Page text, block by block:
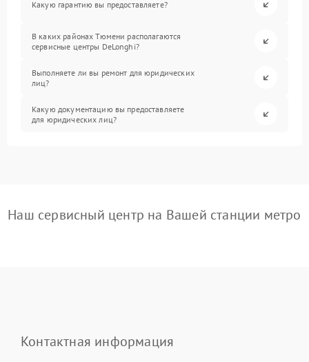
Какую гарантию вы предоставляете?
В каких районах Тюмени располагаются
сервисные центры DeLonghi?
Выполняете ли вы ремонт для юридических
лиц?
Какую документацию вы предоставляете
для юридических лиц?
Наш сервисный центр на Вашей станции метро
Контактная информация